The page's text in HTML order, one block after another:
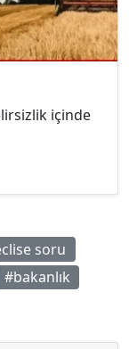
içinde
soru
#bakanlık